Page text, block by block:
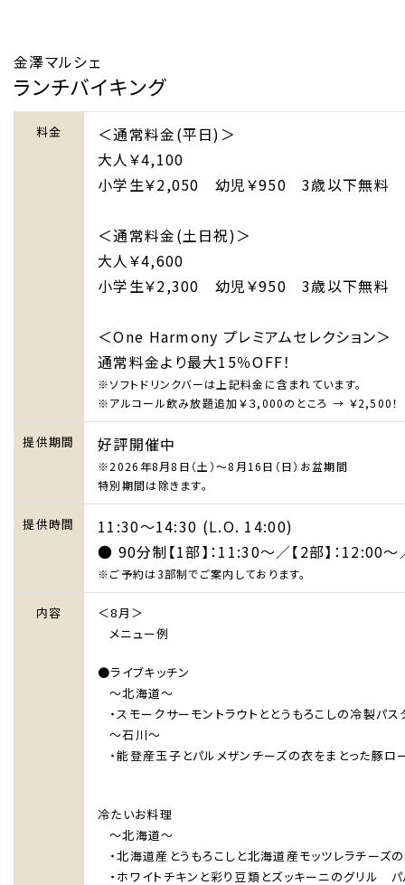
金澤マルシェ
ランチバイキング
料金
＜通常料金(平日)＞
大人￥4,100
小学生￥2,050 幼児￥950 3歳以下無料
＜通常料金(土日祝)＞
大人￥4,600
小学生￥2,300 幼児￥950 3歳以下無料
＜One Harmony プレミアムセレクション＞
通常料金より最大15％OFF！
※ソフトドリンクバーは上記料金に含まれています。
※アルコール飲み放題追加￥３,000のところ → ￥2,500！
提供期間 好評開催中
※2026年8月8日（土）～8月16日（日）お盆期間
特別期間は除きます。
提供時間
11:30～14:30 (L.O. 14:00)
● 90分制【1部】：11:30～／【2部】：12:00～
※ご予約は3部制でご案内しております。
内容
＜8月＞
メニュー例
●ライブキッチン
～北海道～
・スモークサーモントラウトととうもろこしの冷製
～石川～
・能登産玉子とパルメザンチーズの衣をまとった
冷たいお料理
～北海道～
・北海道産とうもろこしと北海道産モッツレラチーズ
・ホワイトチキンと彩り豆類とズッキーニのグリル パ